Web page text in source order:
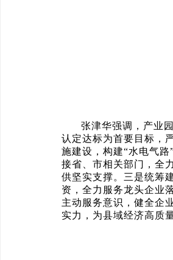
张津华强调，产业
认定达标为首要目标，
施建设，构建“水电气
接省、市相关部门，全
供坚实支撑。三是统筹
资，全力服务龙头企业
主动服务意识，健全企
实力，为县域经济高质